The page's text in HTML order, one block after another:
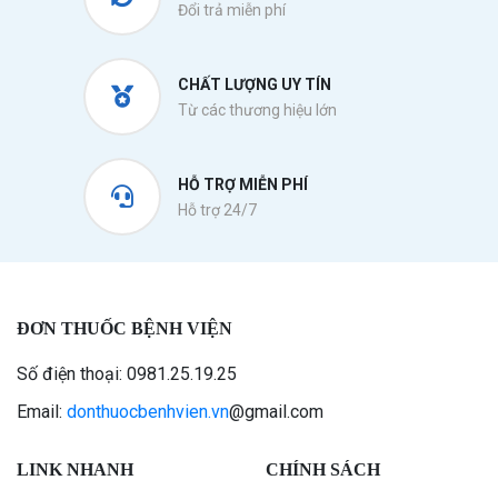
Đổi trả miễn phí
CHẤT LƯỢNG UY TÍN
Từ các thương hiệu lớn
HỖ TRỢ MIỄN PHÍ
Hỗ trợ 24/7
ĐƠN THUỐC BỆNH VIỆN
Số điện thoại: 0981.25.19.25
Email: donthuocbenhvien.vn@gmail.com
LINK NHANH CHÍNH SÁCH